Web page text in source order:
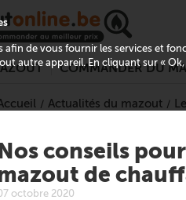
COMMANDER DU
Actualités du mazout
conseils
de
octobre 2020
afin de vous fournir les services et
autre appareil. En cliquant sur «